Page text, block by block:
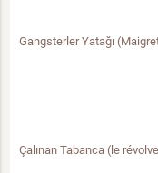
Gangsterler Yatağı
Çalınan Tabanca (le